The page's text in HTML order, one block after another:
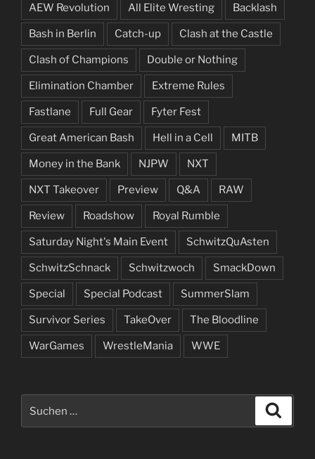
AEW Revolution All Elite Wresting Backlash
Bash in Berlin Catch-up Clash at the Castle
Clash of Champions Double or Nothing
Elimination Chamber Extreme Rules
Fastlane Full Gear Fyter Fest
Great American Bash Hell in a Cell MITB
Money in the Bank NJPW NXT
NXT Takeover Preview Q&A RAW
Review Roadshow Royal Rumble
Saturday Night's Main Event SchwitzQuAsten
SchwitzSchnack Schwitzwoch SmackDown
Special Special Podcast SummerSlam
Survivor Series TakeOver The Bloodline
WarGames WrestleMania WWE
nach: